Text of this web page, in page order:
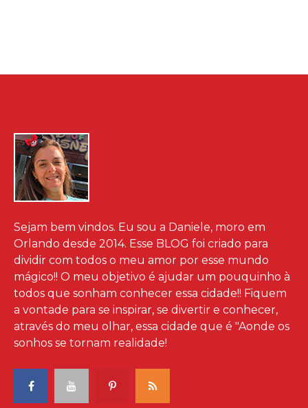
Sejam bem vindos. Eu sou a Daniele, moro em
Orlando desde 2014. Esse BLOG foi criado para
dividir com todos o meu amor por esse mundo
mágico!! O meu objetivo é ajudar um pouquinho à
todos que sonham conhecer essa cidade!! Fiquem
a vontade para se inspirar, se divertir e conhecer,
através do meu olhar, essa cidade que é "Aonde os
sonhos se tornam realidade!